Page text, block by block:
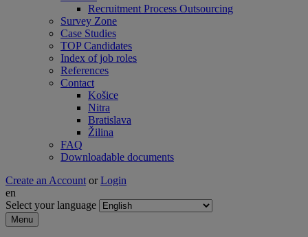
Recruitment Process Outsourcing
Survey Zone
Case Studies
TOP Candidates
Index of job roles
References
Contact
Košice
Nitra
Bratislava
Žilina
FAQ
Downloadable documents
Create an Account or Login
en
Select your language
Menu